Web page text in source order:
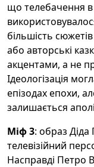
що телебачення
більшість
або авторські
акцентами, а не
Ідеологізація
епізодах епохи,
залишається
Міф 3: образ
телевізійний
Насправді Петро